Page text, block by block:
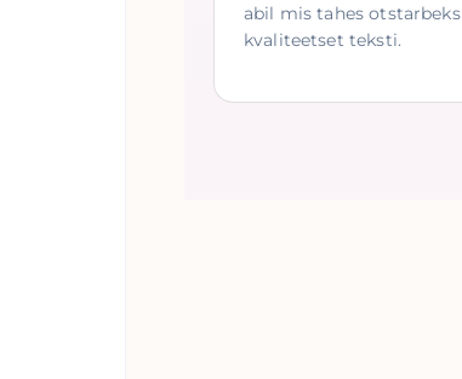
abil mis tahes otstarbeks
kvaliteetset teksti.